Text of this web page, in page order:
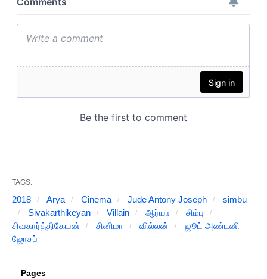
TAGS:
2018 Arya Cinema Jude Antony Joseph
simbu
Sivakarthikeyan
Villain ஆர்யா
சிம்பு
சிவகார்த்திகேயன்
சினிமா வில்லன்
ஜூட் அண்டனி
ஜோசப்
Pages